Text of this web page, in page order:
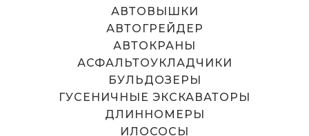
АВТОВЫШКИ
АВТОГРЕЙДЕР
АВТОКРАНЫ
АСФАЛЬТОУКЛАДЧИКИ
БУЛЬДОЗЕРЫ
ГУСЕНИЧНЫЕ ЭКСКАВАТОРЫ
ДЛИННОМЕРЫ
ИЛОСОСЫ